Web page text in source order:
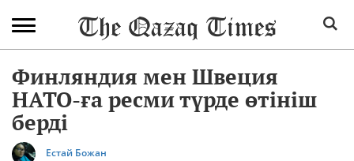
Финляндия мен Швеция
НАТО-ға ресми түрде өтініш
берді
Естай Божан